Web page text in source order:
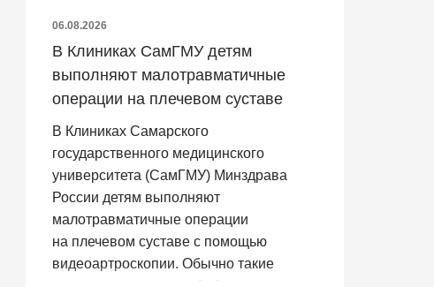
06.08.2026
В Клиниках СамГМУ детям
выполняют малотравматичные
операции на плечевом суставе
В Клиниках Самарского
государственного медицинского
университета (СамГМУ) Минздрава
России детям выполняют
малотравматичные операции
на плечевом суставе с помощью
видеоартроскопии. Обычно такие